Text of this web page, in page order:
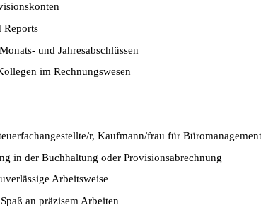
Reports
und Jahresabschlüssen
im Rechnungswesen
r, Kaufmann/frau für
in der Buchhaltung oder Provisionsabrechnung
Arbeitsweise
an präzisem Arbeiten